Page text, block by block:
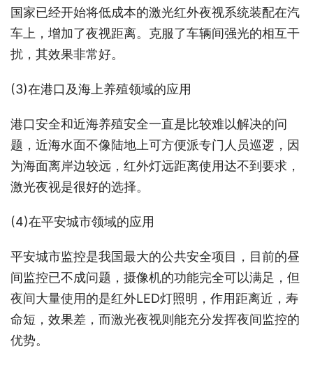
国家已经开始将低成本的激光红外夜视系统装配在汽
车上，增加了夜视距离。克服了车辆间强光的相互干
扰，其效果非常好。
(3)在港口及海上养殖领域的应用
港口安全和近海养殖安全一直是比较难以解决的问
题，近海水面不像陆地上可方便派专门人员巡逻，因
为海面离岸边较远，红外灯远距离使用达不到要求，
激光夜视是很好的选择。
(4)在平安城市领域的应用
平安城市监控是我国最大的公共安全项目，目前的昼
间监控已不成问题，摄像机的功能完全可以满足，但
夜间大量使用的是红外LED灯照明，作用距离近，寿
命短，效果差，而激光夜视则能充分发挥夜间监控的
优势。